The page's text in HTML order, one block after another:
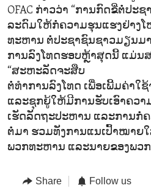
OFAC ກ່າວວ່າ “ການກົດຂີ່ຕໍ່ປະ
ລະດົມໃຫ້ກໍ່ຄວາມຮຸນແຮງຢ່າງໂ
ທະຫານ ຕໍ່ປະຊາຊົນຊາວມຽນມ
ການລົງໂທດຮອບຫຼ້າສຸດນີ້ ແມ່ນ
“ສະຫະລັດຈະສືບ
ຕໍ່ທຳການລົງໂທດ ເພື່ອເພີ້ມຄ່າໃ
ແລະຊຸກຍູ້ໃຫ້ມີການຮັບເອົາຄວ
ເຮັດລັດຖະປະຫານ ແລະການກໍ່
ຕໍ່ມາ ຮວມທັງການແນເປົ້າໝາຍ
ພວກທະຫານ ແລະນາຍຂອງພວກ
Share Follow us